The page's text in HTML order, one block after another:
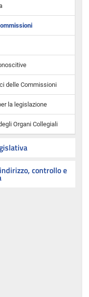
delle Commissioni
la legislazione
Organi Collegiali
controllo e